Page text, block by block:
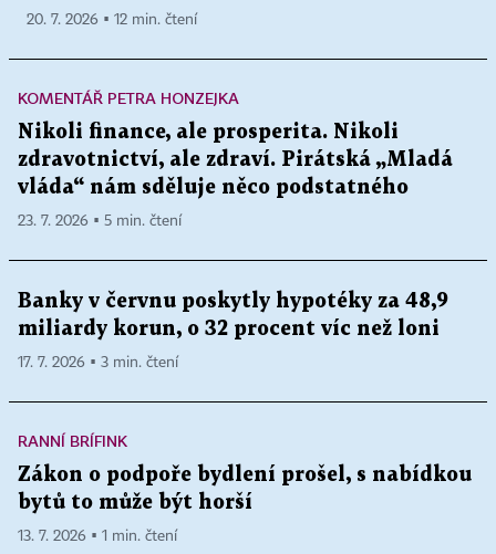
20. 7. 2026 ▪ 12 min. čtení
KOMENTÁŘ PETRA HONZEJKA
Nikoli finance, ale prosperita. Nikoli
zdravotnictví, ale zdraví. Pirátská „Mladá
vláda“ nám sděluje něco podstatného
23. 7. 2026 ▪ 5 min. čtení
Banky v červnu poskytly hypotéky za 48,9
miliardy korun, o 32 procent víc než loni
17. 7. 2026 ▪ 3 min. čtení
RANNÍ BRÍFINK
Zákon o podpoře bydlení prošel, s nabídkou
bytů to může být horší
13. 7. 2026 ▪ 1 min. čtení